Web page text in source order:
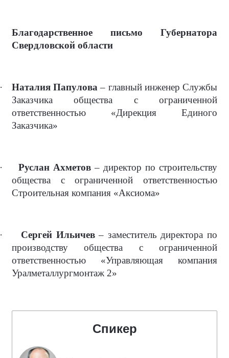
Благодарственное письмо Губернатора
Свердловской области
· Наталия Папулова – главный инженер Службы
Заказчика общества с ограниченной
ответственностью «Дирекция Единого
Заказчика»
· Руслан Ахметов – директор по строительству
общества с ограниченной ответственностью
Строительная компания «Аксиома»
· Сергей Ильичев– заместитель директора по
производству общества с ограниченной
ответственностью «Управляющая компания
Уралметаллургмонтаж 2»
Спикер